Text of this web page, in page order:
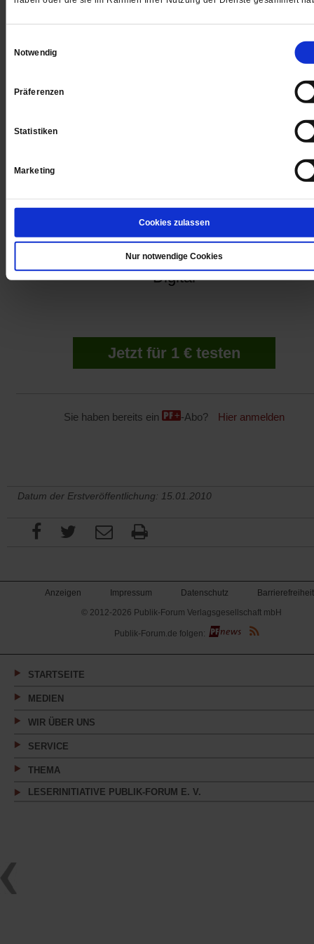
Notwendig
Präferenzen
Statistiken
Marketing
Cookies zulassen
Nur notwendige Cookies
Absoluten in sich.
Digital
Jetzt für 1 € testen
Sie haben bereits ein -Abo? Hier anmelden
Datum der Erstveröffentlichung: 15.01.2010
Anzeigen Impressum Datenschutz
Barrierefreiheit
© 2012-2026 Publik-Forum Verlagsgesellschaft mbH
(Öffnet
in
neuen
Publik-Forum.de folgen:
STARTSEITE
MEDIEN
WIR ÜBER UNS
SERVICE
THEMA
LESERINITIATIVE PUBLIK-FORUM E. V.